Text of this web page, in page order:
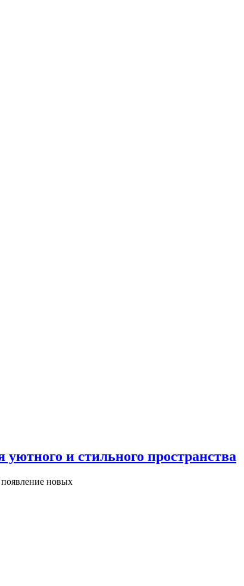
и стильного пространства
появление новых